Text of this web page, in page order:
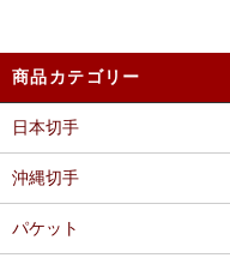
商品カテゴリー
日本切手
沖縄切手
パケット